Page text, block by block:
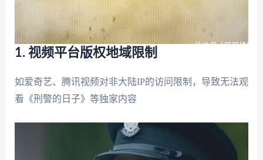
1. 视频平台版权地域限制
如爱奇艺、腾讯视频对非大陆IP的访问限制，导致无法观
看《刑警的日子》等独家内容